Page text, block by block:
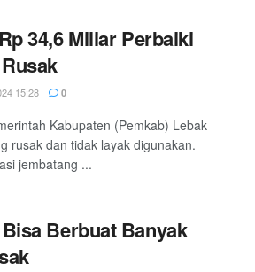
34,6 Miliar Perbaiki
15:28 0
Kabupaten (Pemkab) Lebak
rusak dan tidak layak digunakan.
jembatang ...
Berbuat Banyak